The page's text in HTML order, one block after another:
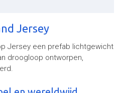
Jersey
Jersey een prefab lichtgewicht
droogloop ontworpen,